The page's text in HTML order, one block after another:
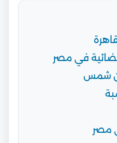
في مصر
شمس
مصر